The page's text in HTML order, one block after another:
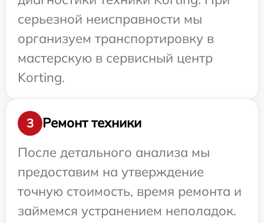
серьезной неисправности мы
организуем транспортировку в
мастерскую в сервисный центр
Korting.
3
Ремонт техники
После детального анализа мы
предоставим на утверждение
точную стоимость, время ремонта и
займемся устранением неполадок.